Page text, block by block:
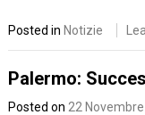
Posted in Notizie
Palermo:
Posted on 22